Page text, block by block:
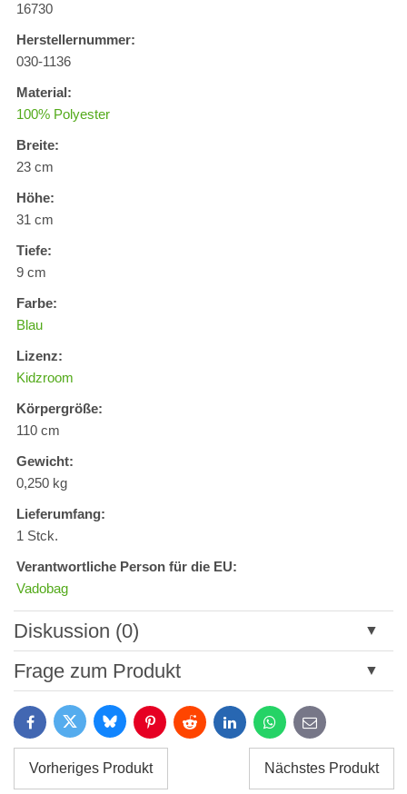
16730
Herstellernummer:
030-1136
Material:
100% Polyester
Breite:
23 cm
Höhe:
31 cm
Tiefe:
9 cm
Farbe:
Blau
Lizenz:
Kidzroom
Körpergröße:
110 cm
Gewicht:
0,250 kg
Lieferumfang:
1 Stck.
Verantwortliche Person für die EU:
Vadobag
Diskussion (0)
Neuer Kommentar
Titel:
Name:*
Frage zum Produkt
*
FacebookTwitter BlueskyPinterestReddit LinkedInWhatsApp
E-
mail
Vorheriges Produkt Nächstes Produkt